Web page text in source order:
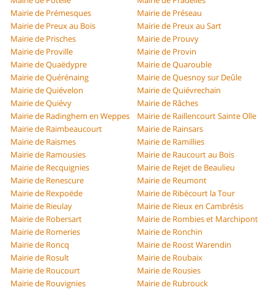
Mairie de Prémesques
Mairie de Préseau
Mairie de Preux au Bois
Mairie de Preux au Sart
Mairie de Prisches
Mairie de Prouvy
Mairie de Proville
Mairie de Provin
Mairie de Quaëdypre
Mairie de Quarouble
Mairie de Quérénaing
Mairie de Quesnoy sur Deûle
Mairie de Quiévelon
Mairie de Quiévrechain
Mairie de Quiévy
Mairie de Râches
Mairie de Radinghem en Weppes
Mairie de Raillencourt Sainte Olle
Mairie de Raimbeaucourt
Mairie de Rainsars
Mairie de Raismes
Mairie de Ramillies
Mairie de Ramousies
Mairie de Raucourt au Bois
Mairie de Recquignies
Mairie de Rejet de Beaulieu
Mairie de Renescure
Mairie de Reumont
Mairie de Rexpoëde
Mairie de Ribécourt la Tour
Mairie de Rieulay
Mairie de Rieux en Cambrésis
Mairie de Robersart
Mairie de Rombies et Marchipont
Mairie de Romeries
Mairie de Ronchin
Mairie de Roncq
Mairie de Roost Warendin
Mairie de Rosult
Mairie de Roubaix
Mairie de Roucourt
Mairie de Rousies
Mairie de Rouvignies
Mairie de Rubrouck